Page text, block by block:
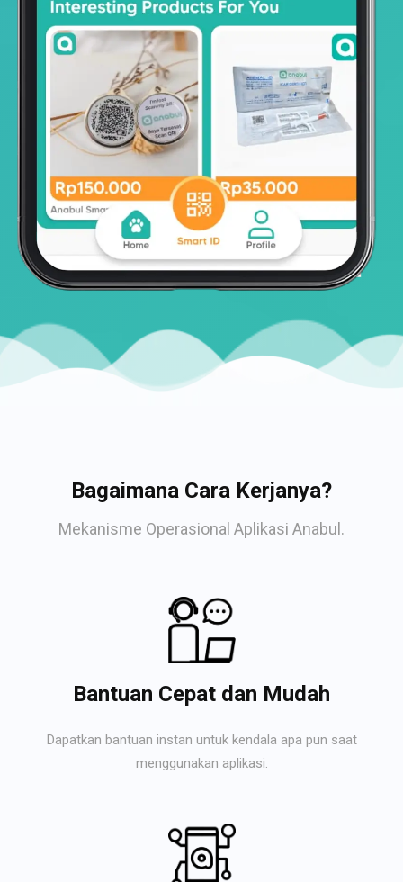
Bagaimana Cara Kerjanya?
Mekanisme Operasional Aplikasi Anabul.
Bantuan Cepat dan Mudah
Dapatkan bantuan instan untuk kendala apa pun saat
menggunakan aplikasi.